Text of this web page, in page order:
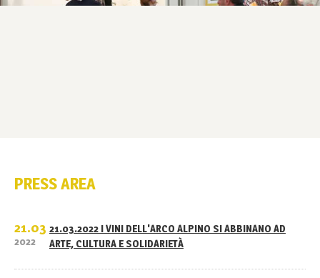
PRESS AREA
21.03
2022
21.03.2022 I VINI DELL'ARCO ALPINO SI ABBINANO AD
ARTE, CULTURA E SOLIDARIETÀ